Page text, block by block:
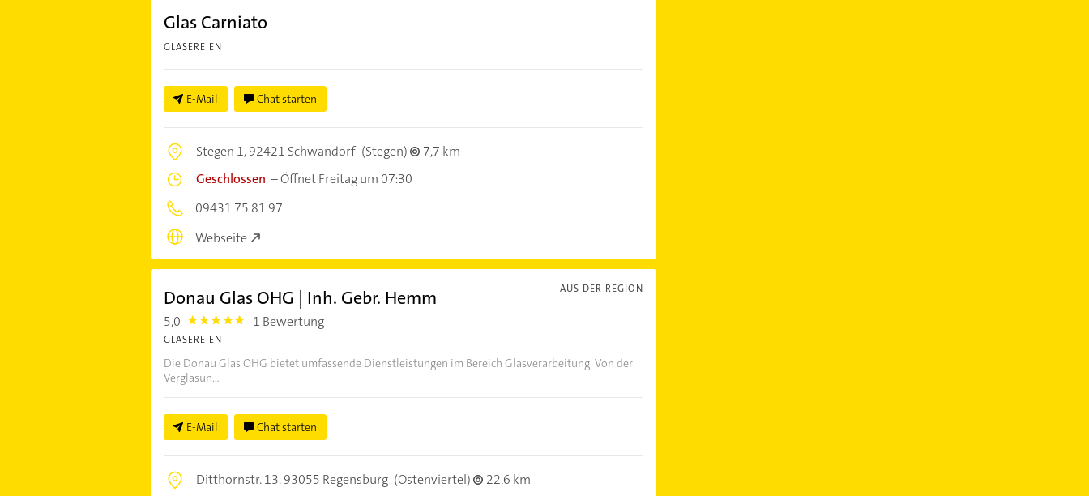
Glas Carniato
GLASEREIEN
E-Mail Chat starten
Stegen 1,92421 Schwandorf (Stegen)
7,7 km
Geschlossen –Öffnet Freitag um 07:30
09431 75 81 97
Webseite
AUS DER REGION
Donau Glas OHG | Inh. Gebr. Hemm
5,0 5.0 1 Bewertung
GLASEREIEN
Die Donau Glas OHG bietet umfassende Dienstleistungen im Bereich Glasverarbeitung. Von der
Verglasun...
E-Mail Chat starten
Ditthornstr. 13,93055 Regensburg (Ostenviertel) 22,6 km